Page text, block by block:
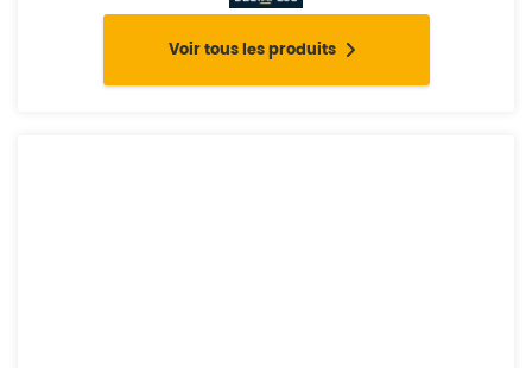
Voir tous les produits